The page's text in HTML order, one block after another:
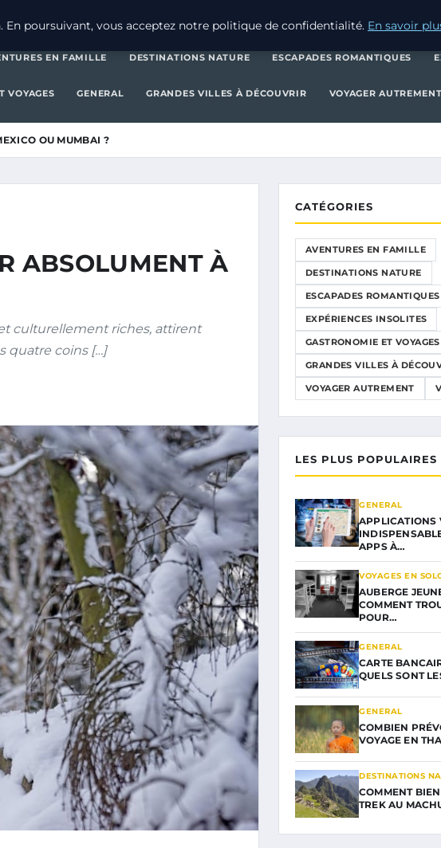
EN FAMILLE DESTINATIONS NATURE ESCAPADES ROMANTIQUES
VOYAGES GENERAL GRANDES VILLES À DÉCOUVRIR VOYAGER AUTREMENT
OU MUMBAI ?
ABSOLUMENT À
culturellement riches, attirent
quatre coins […]
CATÉGORIES
AVENTURES EN FAMILLE
DESTINATIONS NATURE
ESCAPADES ROMANTIQUES
EXPÉRIENCES INSOLITES
GASTRONOMIE ET VOYAGES
GRANDES VILLES À
VOYAGER AUTREMENT
LES PLUS POPULAIRES
GENERAL
APPLICATIONS
APPS À…
VOYAGES EN
AUBERGE
COMMENT
POUR…
GENERAL
CARTE
QUELS SONT
GENERAL
COMBIEN
VOYAGE EN
DESTINATIONS
COMMENT
TREK AU
poursuivant, vous acceptez notre politique de confidentialité. En savoir